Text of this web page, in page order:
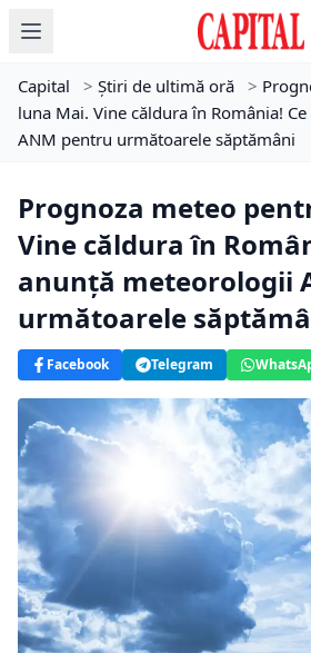
Capital > Știri de ultimă oră >
luna Mai. Vine căldura în România!
ANM pentru următoarele săptămâni
Prognoza meteo
Vine căldura în
anunță meteorologii
următoarele
Facebook Telegram